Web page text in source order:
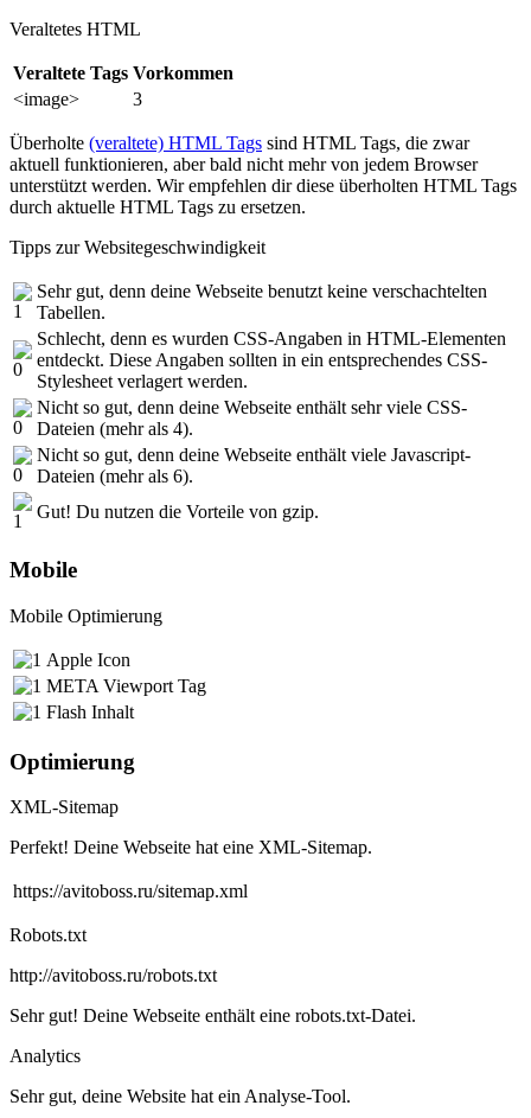
Veraltetes HTML
Veraltete Tags Vorkommen
<image>
3
Überholte (veraltete) HTML Tags sind HTML Tags, die zwar
aktuell funktionieren, aber bald nicht mehr von jedem Browser
unterstützt werden. Wir empfehlen dir diese überholten HTML Tags
durch aktuelle HTML Tags zu ersetzen.
Tipps zur Websitegeschwindigkeit
Sehr gut, denn deine Webseite benutzt keine verschachtelten
Tabellen.
Schlecht, denn es wurden CSS-Angaben in HTML-Elementen
entdeckt. Diese Angaben sollten in ein entsprechendes CSS-
Stylesheet verlagert werden.
Nicht so gut, denn deine Webseite enthält sehr viele CSS-
Dateien (mehr als 4).
Nicht so gut, denn deine Webseite enthält viele Javascript-
Dateien (mehr als 6).
Gut! Du nutzen die Vorteile von gzip.
Mobile
Mobile Optimierung
Apple Icon
META Viewport Tag
Flash Inhalt
Optimierung
XML-Sitemap
Perfekt! Deine Webseite hat eine XML-Sitemap.
https://avitoboss.ru/sitemap.xml
Robots.txt
http://avitoboss.ru/robots.txt
Sehr gut! Deine Webseite enthält eine robots.txt-Datei.
Analytics
Sehr gut, deine Website hat ein Analyse-Tool.